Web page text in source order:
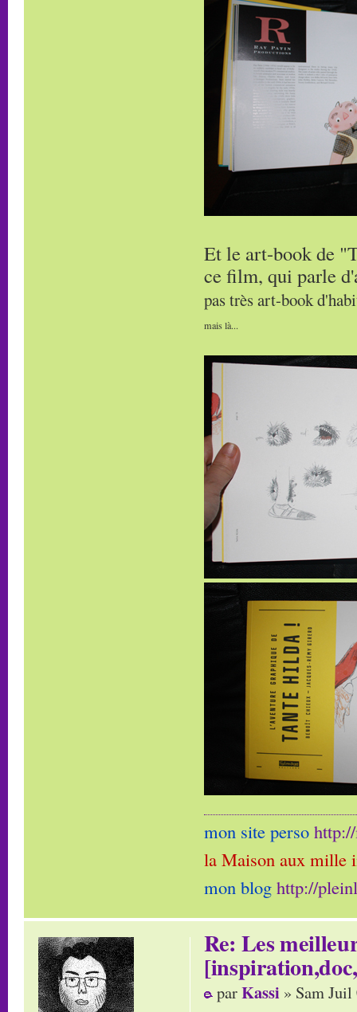
Et le art-book de
ce film, qui parle
pas très art-book
mais là...
mon site perso
la Maison aux mille
mon blog http://
Re: Les
parKassi » Sam